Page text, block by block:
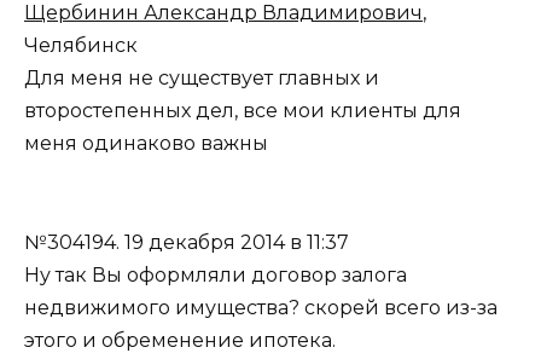
Щербинин Александр Владимирович,
Челябинск
Для меня не существует главных и
второстепенных дел, все мои клиенты для
меня одинаково важны
№304194. 19 декабря 2014 в 11:37
Ну так Вы оформляли договор залога
недвижимого имущества? скорей всего из-за
этого и обременение ипотека.